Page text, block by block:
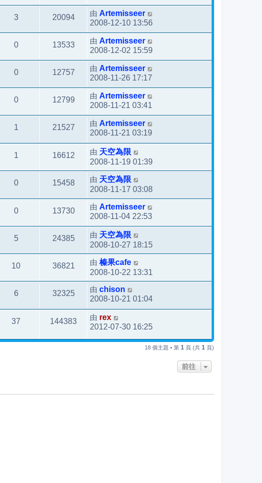
3 20094 由 Artemisseer
2008-12-10 13:56
0 13533 由 Artemisseer
2008-12-02 15:59
0 12757 由 Artemisseer
2008-11-26 17:17
0 12799 由 Artemisseer
2008-11-21 03:41
1 21527 由 Artemisseer
2008-11-21 03:19
1 16612 由 天空為限
2008-11-19 01:39
0 15458 由 天空為限
2008-11-17 03:08
0 13730 由 Artemisseer
2008-11-04 22:53
5 24385 由 天空為限
2008-10-27 18:15
10 36821 由 榛果cafe
2008-10-22 13:31
6 32325 由 chison
2008-10-21 01:04
37 144383 由 rex
2012-07-30 16:25
18 個主題 • 第 1 頁 (共 1 頁)
前往